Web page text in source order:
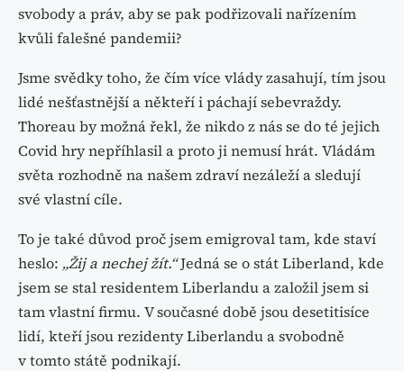
svobody a práv, aby se pak podřizovali nařízením
kvůli falešné pandemii?
Jsme svědky toho, že čím více vlády zasahují, tím jsou
lidé nešťastnější a někteří i páchají sebevraždy.
Thoreau by možná řekl, že nikdo z nás se do té jejich
Covid hry nepříhlasil a proto ji nemusí hrát. Vládám
světa rozhodně na našem zdraví nezáleží a sledují
své vlastní cíle.
To je také důvod proč jsem emigroval tam, kde staví
heslo: „Žij a nechej žít.“Jedná se o stát Liberland, kde
jsem se stal residentem Liberlandu a založil jsem si
tam vlastní firmu. V současné době jsou desetitisíce
lidí, kteří jsou rezidenty Liberlandu a svobodně
v tomto státě podnikají.